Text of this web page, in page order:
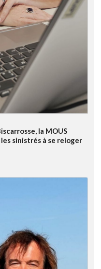
la MOUS
sinistrés à se reloger